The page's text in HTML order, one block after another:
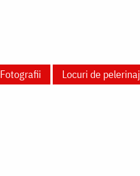
Fotografii Locuri de pelerinaj